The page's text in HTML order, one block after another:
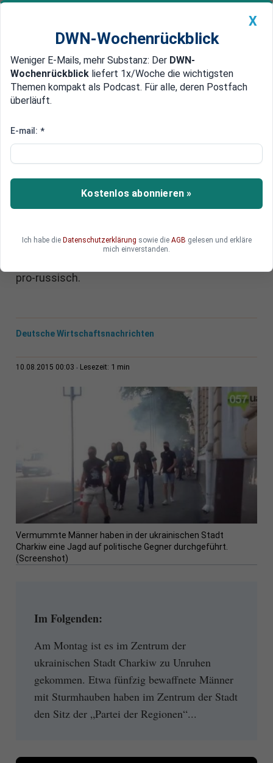
Newsticker MEIN DWN: Geldanlage Premium
Edelmetalle DWN-Magazin China
Jagd auf politische Gegner
Ukraine: Bewaffnete greifen
Büro von Oppositions-Partei in
Charkiw an
Am Montag haben in der ukrainischen Stadt
der „Partei der Regionen“ angegriffen. Zuvor
hatten sie Mitglieder des „Oppositionsblocks“ in
pro-russisch.
Deutsche Wirtschaftsnachrichten
10.08.2015 00:03 Lesezeit: 1 min
Vermummte Männer haben in der ukrainischen Stadt
Charkiw eine Jagd auf politische Gegner durchgeführt.
(Screenshot)
Im Folgenden:
Am Montag ist es im Zentrum der
ukrainischen Stadt Charkiw zu Unruhen
gekommen. Etwa fünfzig bewaffnete Männer
mit Sturmhauben haben im Zentrum der Stadt
den Sitz der „Partei der Regionen“...
X
DWN-Wochenrückblick
Weniger E-Mails, mehr Substanz: Der DWN-
Wochenrückblick liefert 1x/Woche die wichtigsten
Themen kompakt als Podcast. Für alle, deren Postfach
überläuft.
E-mail: *
Kostenlos abonnieren »
Ich habe die Datenschutzerklärung sowie die AGB gelesen und erkläre
mich einverstanden.